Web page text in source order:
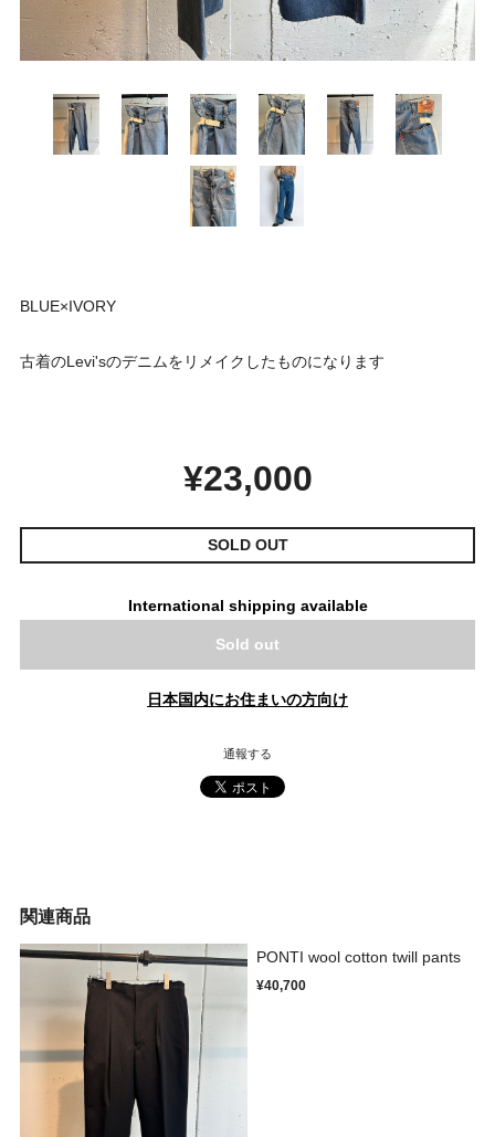
BLUE×IVORY
古着のLevi'sのデニムをリメイクしたものになります
¥23,000
SOLD OUT
International shipping available
Sold out
日本国内にお住まいの方向け
通報する
関連商品
PONTI wool cotton twill pants
¥40,700